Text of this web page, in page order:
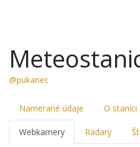
@pukanec
Namerané údaje O stanici
Webkamery Radary